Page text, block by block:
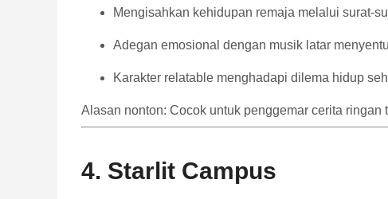
Mengisahkan kehidupan remaja melalui surat-
Adegan emosional dengan musik latar
Karakter relatable menghadapi dilema hidup
Alasan nonton: Cocok untuk penggemar cerita ringan
4. Starlit Campus